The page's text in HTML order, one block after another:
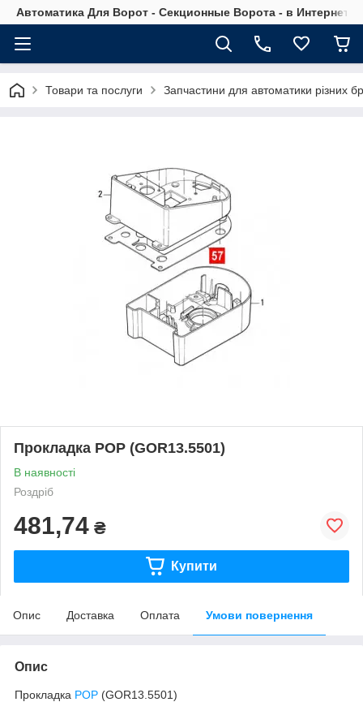
Автоматика Для Ворот - Секционные Ворота - в Интернет
Товари та послуги Запчастини для автоматики різних
Прокладка POP (GOR13.5501)
В наявності
Роздріб
481,74 ₴
Купити
Опис Доставка Оплата Умови повернення
Опис
Прокладка POP (GOR13.5501)